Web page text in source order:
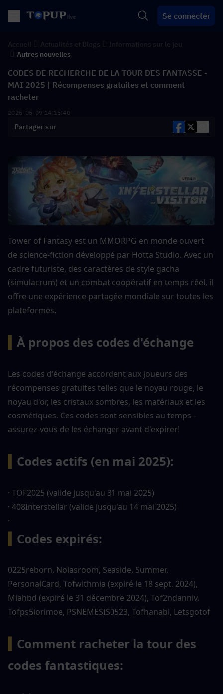
Se connecter
Autres nouvelles
CODES DE RECHERCHE DE LA TOUR DES FANTASSE -
MAI 2025 | Récompenses gratuites et comment
racheter
2025-05-09 14:15:40
Partager sur
Tower of Fantasy est un MMORPG en monde ouvert
de science-fiction développé par Hotta Studio. Avec un
cadre futuriste, des caractères de style gacha
(simulacrum) et un combat coopératif en temps réel, il
offre une expérience partagée mondiale sur toutes les
plateformes.
À propos des codes d'échange
Les codes d'échange accordent aux joueurs des
récompenses gratuites telles que le noyau rouge, le
noyau d'or, les cristaux sombres, les matériaux et les
cosmétiques. Ces codes sont sensibles au temps -
assurez-vous de les échanger avant d'expirer!
Codes actifs (en mai 2025):
· TOF2025 (valide jusqu'au 31 mai 2025)
· 408Interstellar (valide jusqu'au 14 mai 2025)
·
Codes expirés:
0225reborn, Nolasroom, Seaside, Summer,
PersonalCard, Tofwithmia (expiré le 18 sept. 2024),
Miahbd (expiré le 31 décembre 2024), Tof2ndanniv,
Tofps5iorimoe, PSNEMESIS0523, Tofhanabi, Letsgotof
Comment racheter la tour des
codes fantastiques: